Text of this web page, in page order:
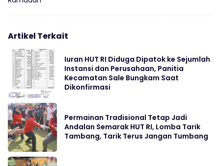
Artikel Terkait
Iuran HUT RI Diduga Dipatok ke Sejumlah
Instansi dan Perusahaan, Panitia
Kecamatan Sale Bungkam Saat
Dikonfirmasi
Permainan Tradisional Tetap Jadi
Andalan Semarak HUT RI, Lomba Tarik
Tambang, Tarik Terus Jangan Tumbang